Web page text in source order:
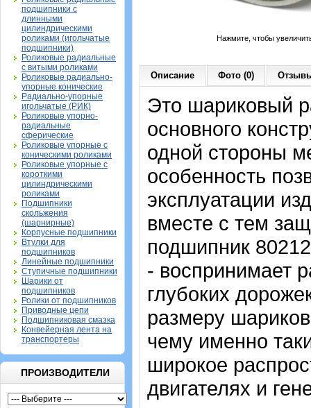
подшипники с
длинными
цилиндрическими
роликами (игольчатые
подшипники)
Роликовые радиальные
с витыми роликами
Роликовые радиально-
упорные конические
Радиально-упорные
игольчатые (РИК)
Роликовые упорно-
радиальные
сферические
Роликовые упорные с
коническими роликами
Роликовые упорные с
короткими
цилиндрическими
роликами
Подшипники
скольжения
(шарнирные)
Корпусные подшипники
Втулки для
подшипников
Линейные подшипники
Ступичные подшипники
Шарики от
подшипников
Ролики от подшипников
Приводные цепи
Подшипниковая смазка
Конвейерная лента на
транспортеры
ПРОИЗВОДИТЕЛИ
Нажмите, чтобы
Описание Фото (0)
Это шариковый
основного
одной стороны
особенность
эксплуатации
вместе с тем
подшипник
- воспринимает
глубоких
размеру
чему именно
широкое
двигателях и